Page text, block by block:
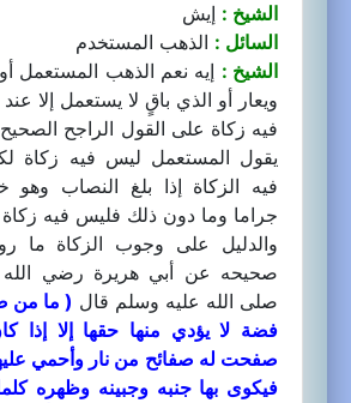
الشيخ : إيش
السائل : الذهب المستخدم
الشيخ : إيه نعم الذهب المستعمل
ويعار أو الذي باقٍ لا يستعمل إلا
فيه زكاة على القول الراجح
يقول المستعمل ليس فيه زكاة
فيه الزكاة إذا بلغ النصاب وهو
جراما وما دون ذلك فليس فيه
والدليل على وجوب الزكاة ما
صحيحه عن أبي هريرة رضي الله
صلى الله عليه وسلم قال ( ما من
فضة لا يؤدي منها حقها إلا إذا
صفحت له صفائح من نار وأحمي
فيكوى بها جنبه وجبينه وظهره